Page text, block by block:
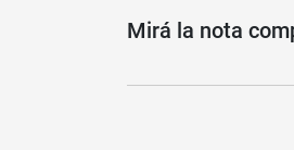
Mirá la nota